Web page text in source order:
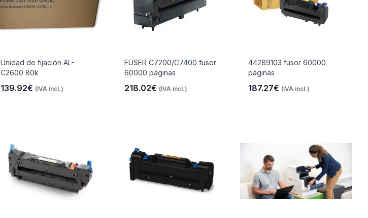
Unidad de fijación AL-
C2600 80k
139.92€ (IVA incl.)
FUSER C7200/C7400 fusor
60000 páginas
218.02€ (IVA incl.)
44289103 fusor 60000
páginas
187.27€ (IVA incl.)